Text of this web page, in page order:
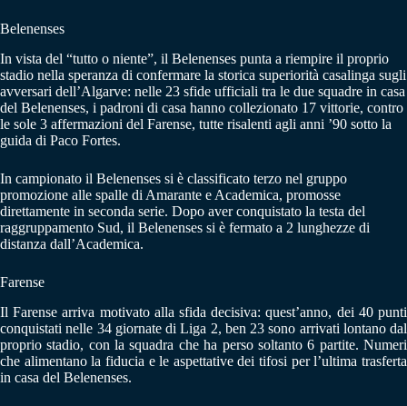
Belenenses
In vista del “tutto o niente”, il Belenenses punta a riempire il proprio
stadio nella speranza di confermare la storica superiorità casalinga sugli
avversari dell’Algarve: nelle 23 sfide ufficiali tra le due squadre in casa
del Belenenses, i padroni di casa hanno collezionato 17 vittorie, contro
le sole 3 affermazioni del Farense, tutte risalenti agli anni ’90 sotto la
guida di Paco Fortes.
In campionato il Belenenses si è classificato terzo nel gruppo
promozione alle spalle di Amarante e Academica, promosse
direttamente in seconda serie. Dopo aver conquistato la testa del
raggruppamento Sud, il Belenenses si è fermato a 2 lunghezze di
distanza dall’Academica.
Farense
Il Farense arriva motivato alla sfida decisiva: quest’anno, dei 40 punti
conquistati nelle 34 giornate di Liga 2, ben 23 sono arrivati lontano dal
proprio stadio, con la squadra che ha perso soltanto 6 partite. Numeri
che alimentano la fiducia e le aspettative dei tifosi per l’ultima trasferta
in casa del Belenenses.